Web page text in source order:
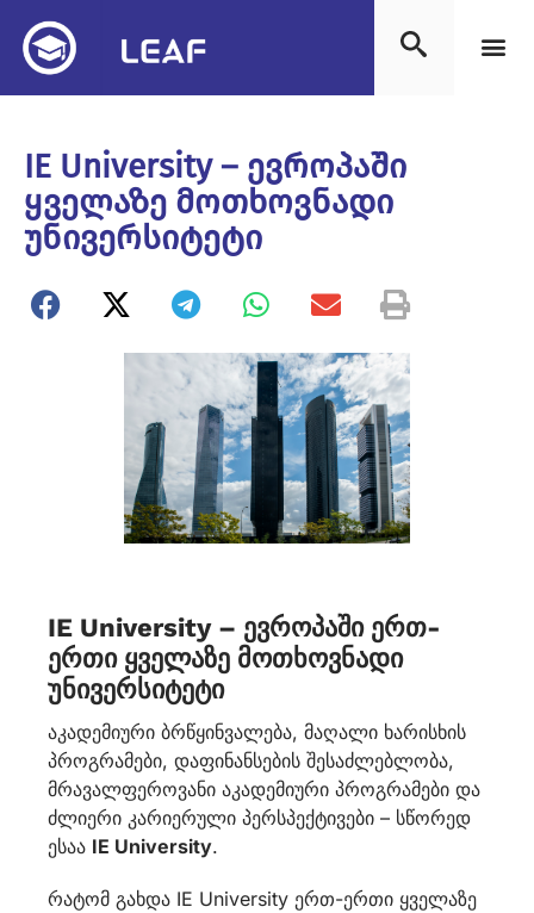
IE University – ევროპაში
ყველაზე მოთხოვნადი
უნივერსიტეტი
IE University – ევროპაში ერთ-
ერთი ყველაზე მოთხოვნადი
უნივერსიტეტი
აკადემიური ბრწყინვალება, მაღალი ხარისხის
პროგრამები, დაფინანსების შესაძლებლობა,
მრავალფეროვანი აკადემიური პროგრამები და
ძლიერი კარიერული პერსპექტივები – სწორედ
ესაა IE University.
რატომ გახდა IE University ერთ-ერთი ყველაზე